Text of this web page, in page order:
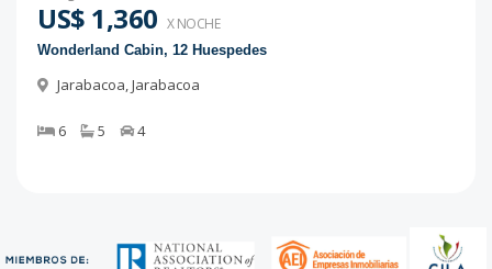
US$ 1,360 X NOCHE
Wonderland Cabin, 12 Huespedes
Jarabacoa,Jarabacoa
6 5 4